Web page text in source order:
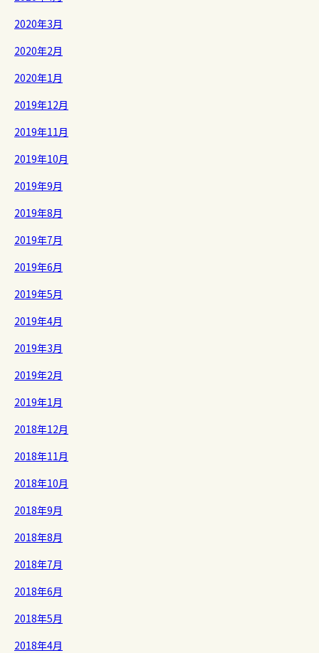
2020年3月
2020年2月
2020年1月
2019年12月
2019年11月
2019年10月
2019年9月
2019年8月
2019年7月
2019年6月
2019年5月
2019年4月
2019年3月
2019年2月
2019年1月
2018年12月
2018年11月
2018年10月
2018年9月
2018年8月
2018年7月
2018年6月
2018年5月
2018年4月